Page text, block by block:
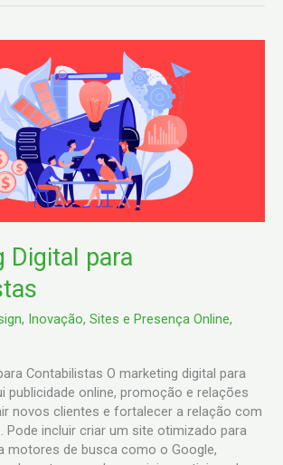
Digital para
, Inovação, Sites e Presença Online,
Contabilistas O marketing digital para
publicidade online, promoção e relações
novos clientes e fortalecer a relação com
Pode incluir criar um site otimizado para
motores de busca como o Google,